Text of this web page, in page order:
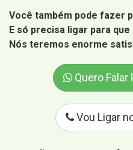
Você também pode fazer
E só precisa ligar para
Nós teremos enorme
Quero
Vou Ligar